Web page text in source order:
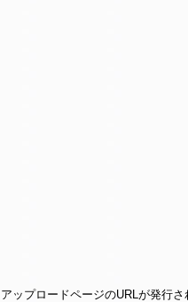
アップロードページのURLが発行さ